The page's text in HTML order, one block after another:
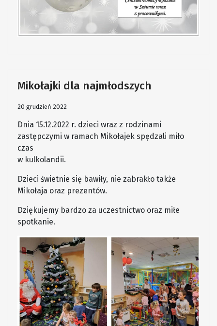
Mikołajki dla najmłodszych
20 grudzień 2022
Dnia 15.12.2022 r. dzieci wraz z rodzinami
zastępczymi w ramach Mikołajek spędzali miło
czas
w kulkolandii.
Dzieci świetnie się bawiły, nie zabrakło także
Mikołaja oraz prezentów.
Dziękujemy bardzo za uczestnictwo oraz miłe
spotkanie.